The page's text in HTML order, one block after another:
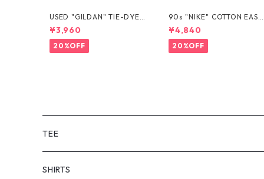
USED "GILDAN" TIE-DYE T
EE
¥3,960
20%OFF
90s "NIKE" COTTON EASY
SHORTS
¥4,840
20%OFF
TEE
SHORT SLEEVE
SHIRTS